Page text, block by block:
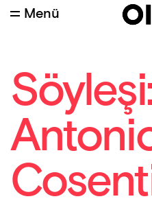
Menü
Söyleşi: